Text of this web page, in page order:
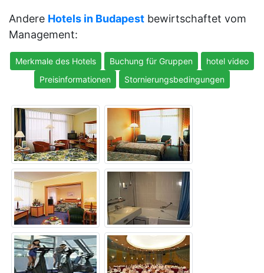
Andere Hotels in Budapest bewirtschaftet vom
Management:
Merkmale des Hotels Buchung für Gruppen
hotel video
Preisinformationen
Stornierungsbedingungen